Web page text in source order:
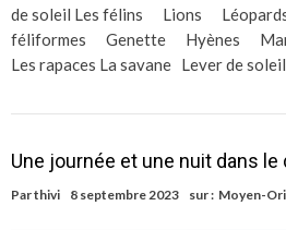
de soleil Les félins Lions
féliformes Genette Hyènes
Les rapaces La savane Lever de
Une journée et une nuit dans le
Parthivi 8 septembre 2023 sur : Moyen-